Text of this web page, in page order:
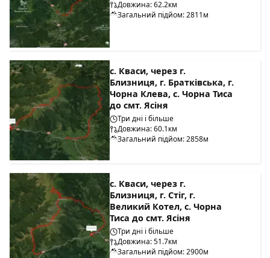
Довжина: 62.2км
Загальний підйом: 2811м
с. Кваси, через г.
Близниця, г. Братківська, г.
Чорна Клева, с. Чорна Тиса
до смт. Ясіня
Три дні і більше
Довжина: 60.1км
Загальний підйом: 2858м
с. Кваси, через г.
Близниця, г. Стіг, г.
Великий Котел, с. Чорна
Тиса до смт. Ясіня
Три дні і більше
Довжина: 51.7км
Загальний підйом: 2900м